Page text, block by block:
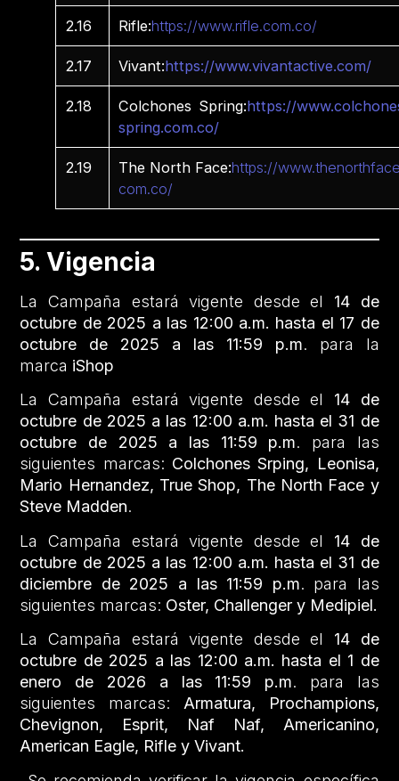
2.16 Rifle:https://www.rifle.com.co/
2.17 Vivant:https://www.vivantactive.com/
2.18 Colchones Spring:https://
spring.com.co/
2.19 The North Face:https://
com.co/
5. Vigencia
La Campaña estará vigente desde el
14 de
octubre de 2025 a las 12:00 a.m. hasta el 17 de
octubre de 2025 a las 11:59 p.m. para la
marca iShop
La Campaña estará vigente desde el
14 de
octubre de 2025 a las 12:00 a.m. hasta el 31 de
octubre de 2025 a las 11:59 p.m. para las
siguientes marcas: Colchones Srping, Leonisa,
Mario Hernandez, True Shop, The North Face y
Steve Madden.
La Campaña estará vigente desde el
14 de
octubre de 2025 a las 12:00 a.m. hasta el 31 de
diciembre de 2025 a las 11:59 p.m. para las
siguientes marcas: Oster, Challenger y Medipiel.
La Campaña estará vigente desde el
14 de
octubre de 2025 a las 12:00 a.m. hasta el 1 de
enero de 2026 a las 11:59 p.m. para las
siguientes marcas: Armatura, Prochampions,
Chevignon, Esprit, Naf Naf, Americanino,
American Eagle, Rifle y Vivant.